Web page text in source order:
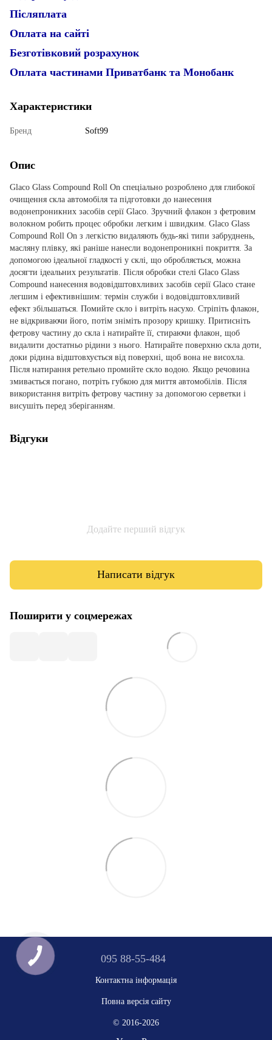
Післяплата
Оплата на сайті
Безготівковий розрахунок
Оплата частинами Приватбанк та Монобанк
Характеристики
Бренд Soft99
Опис
Glaco Glass Compound Roll On спеціально розроблено для глибокої
очищення скла автомобіля та підготовки до нанесення
водонепроникних засобів серії Glaco. Зручний флакон з фетровим
волокном робить процес обробки легким і швидким. Glaco Glass
Compound Roll On з легкістю видаляють будь-які типи забруднень,
масляну плівку, які раніше нанесли водонепроникні покриття. За
допомогою ідеальної гладкості у склі, що обробляється, можна
досягти ідеальних результатів. Після обробки стелі Glaco Glass
Compound нанесення водовідштовхливих засобів серії Glaco стане
легшим і ефективнішим: термін служби і водовідштовхливий
ефект збільшаться. Помийте скло і витріть насухо. Стріпіть флакон,
не відкриваючи його, потім зніміть прозору кришку. Притисніть
фетрову частину до скла і натирайте її, стираючи флакон, щоб
видалити достатньо рідини з нього. Натирайте поверхню скла доти,
доки рідина відштовхується від поверхні, щоб вона не висохла.
Після натирання ретельно промийте скло водою. Якщо речовина
змивається погано, потріть губкою для миття автомобілів. Після
використання витріть фетрову частину за допомогою серветки і
висушіть перед зберіганням.
Відгуки
Додайте перший відгук
Написати відгук
Поширити у соцмережах
095 88-55-484
Контактна інформація
Повна версія сайту
© 2016-2026